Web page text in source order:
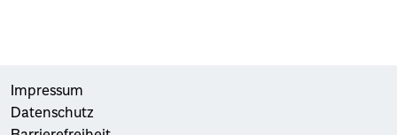
Impressum
Datenschutz